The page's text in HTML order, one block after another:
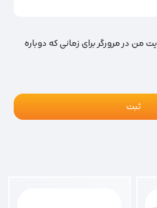
من در مرورگر برای زمانی که دوباره